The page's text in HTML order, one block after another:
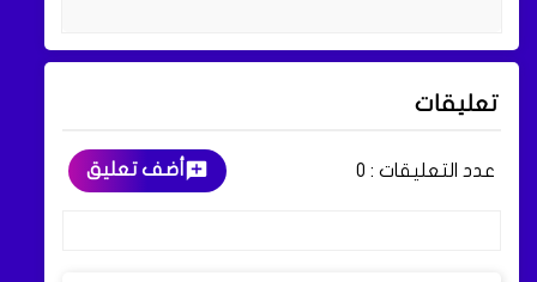
تعليقات
عدد التعليقات : 0 أضف تعليق